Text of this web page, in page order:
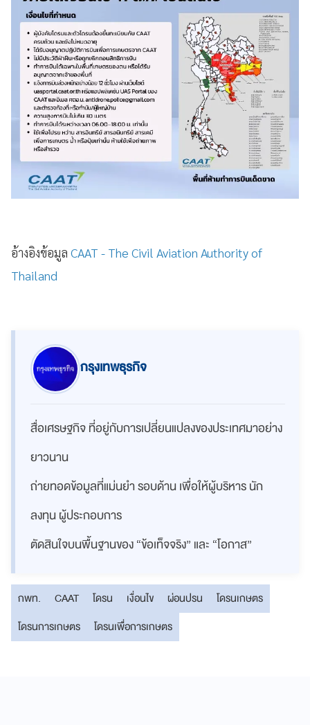
อ้างอิงข้อมูล CAAT - The Civil Aviation Authority of
Thailand
กรุงเทพธุรกิจ
สื่อเศรษฐกิจ ที่อยู่กับการเปลี่ยนแปลงของประเทศมาอย่าง
ยาวนาน
ถ่ายทอดข้อมูลที่แม่นยำ รอบด้าน เพื่อให้ผู้บริหาร นัก
ลงทุน ผู้ประกอบการ
ตัดสินใจบนพื้นฐานของ “ข้อเท็จจริง” และ “โอกาส”
กพท. CAAT โดรน เงื่อนไข ผ่อนปรน
โดรนเกษตร
โดรนการเกษตร
โดรนเพื่อการเกษตร